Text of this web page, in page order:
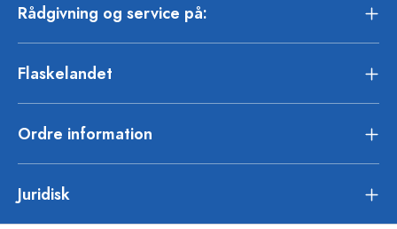
Rådgivning og service på:
Flaskelandet
Ordre information
Juridisk